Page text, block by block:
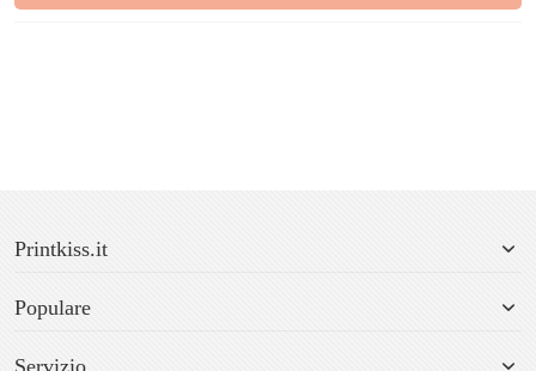
Printkiss.it
Populare
Servizio